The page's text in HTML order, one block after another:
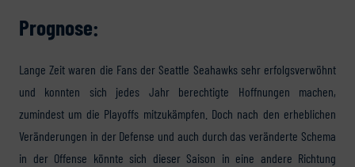
Prognose:
Lange Zeit waren die Fans der Seattle Seahawks sehr erfolgsverwöhnt
und konnten sich jedes Jahr berechtigte Hoffnungen machen,
zumindest um die Playoffs mitzukämpfen. Doch nach den erheblichen
Veränderungen in der Defense und auch durch das veränderte Schema
in der Offense könnte sich dieser Saison in eine andere Richtung